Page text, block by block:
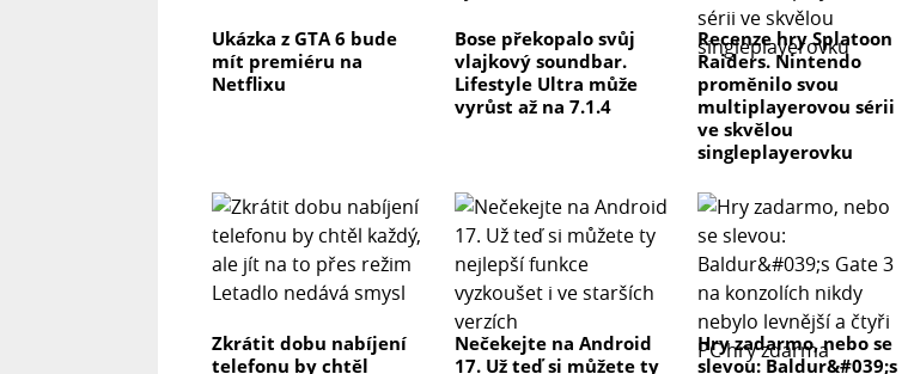
Ukázka z GTA 6 bude
mít premiéru na
Netflixu
Bose překopalo svůj
vlajkový soundbar.
Lifestyle Ultra může
vyrůst až na 7.1.4
Recenze hry Splatoon
Raiders. Nintendo
proměnilo svou
multiplayerovou sérii
ve skvělou
singleplayerovku
Zkrátit dobu nabíjení
telefonu by chtěl
Nečekejte na Android
17. Už teď si můžete ty
Hry zadarmo, nebo se
slevou: Baldur&#039;s